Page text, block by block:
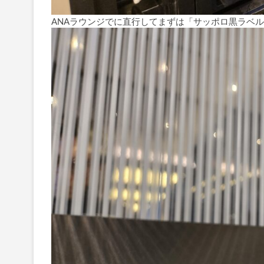
ANAラウンジでに直行してまずは「サッポロ黒ラベ